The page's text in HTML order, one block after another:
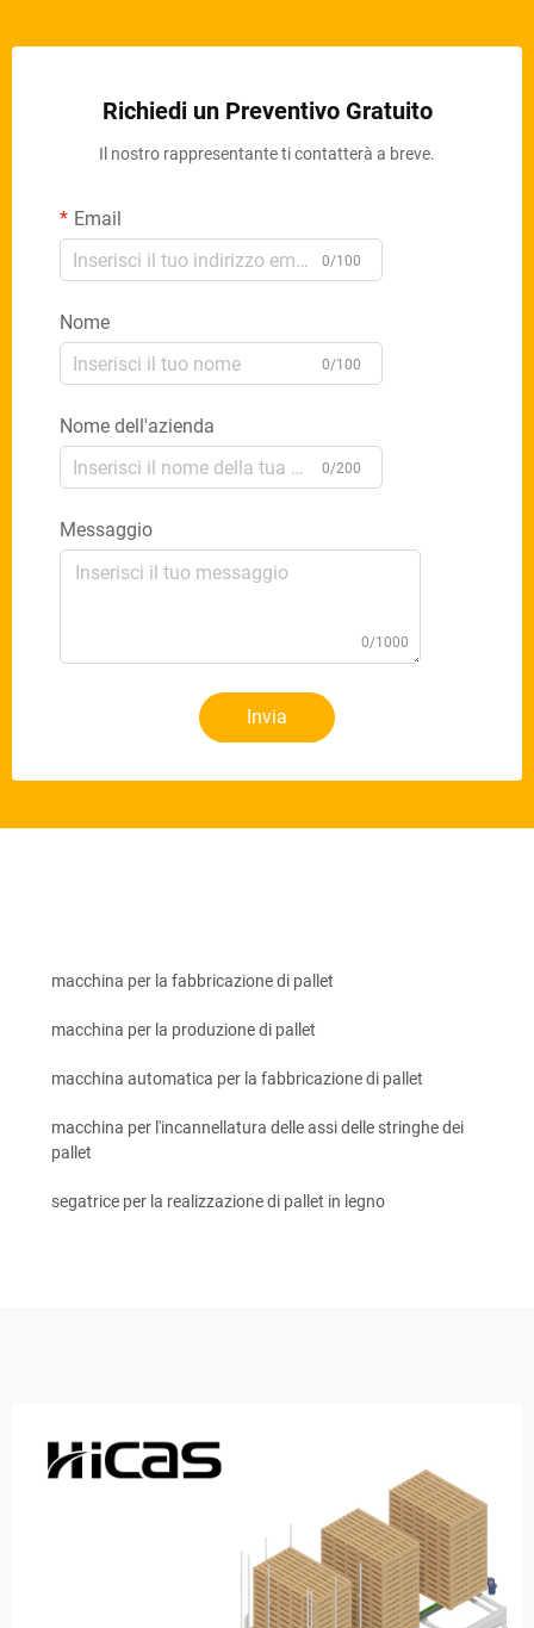
Richiedi un Preventivo Gratuito
Il nostro rappresentante ti contatterà a breve.
Email
0/100
Nome
0/100
Nome dell'azienda
0/200
Messaggio
0/1000
Invia
macchina per la fabbricazione di pallet
macchina per la produzione di pallet
macchina automatica per la fabbricazione di pallet
macchina per l'incannellatura delle assi delle stringhe dei
pallet
segatrice per la realizzazione di pallet in legno